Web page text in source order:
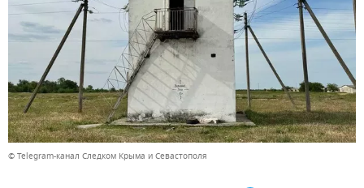
© Telegram-канал Следком Крыма и Севастополя